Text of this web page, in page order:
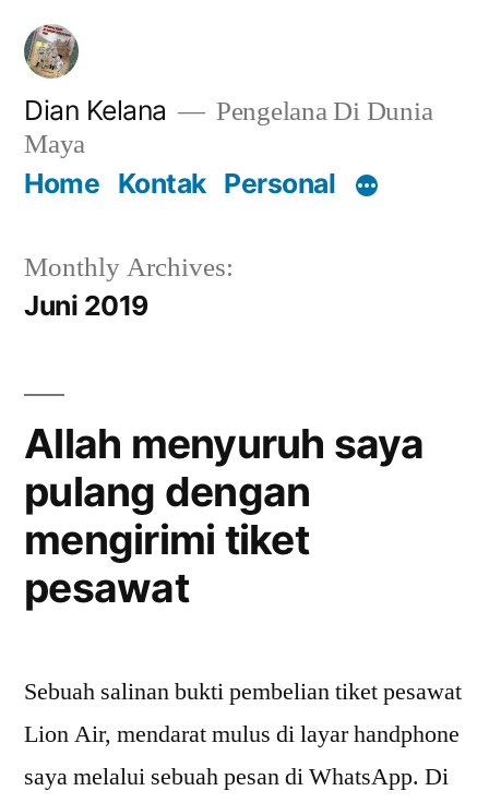
Lompat
konten
Dian Kelana
Pengelana Di Dunia
Maya
Home Kontak Personal
Monthly Archives:
Juni 2019
Allah menyuruh saya
pulang dengan
mengirimi tiket
pesawat
Sebuah salinan bukti pembelian tiket pesawat
Lion Air, mendarat mulus di layar handphone
saya melalui sebuah pesan di WhatsApp. Di